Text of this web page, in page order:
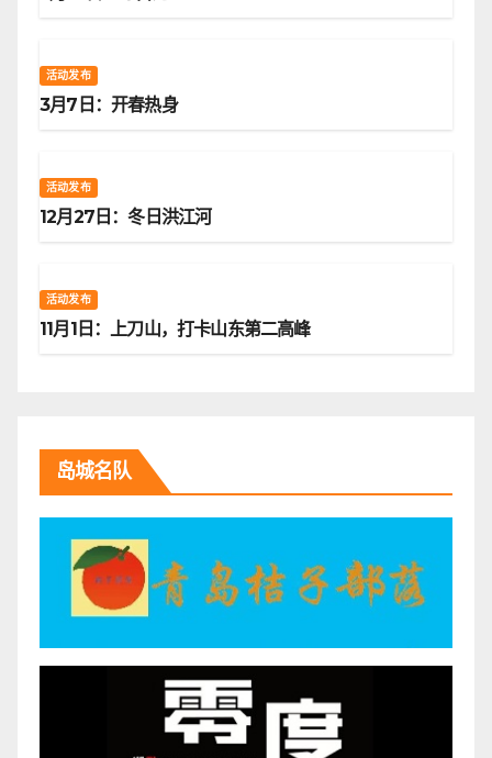
活动发布
3月7日：开春热身
活动发布
12月27日：冬日洪江河
活动发布
11月1日：上刀山，打卡山东第二高峰
岛城名队